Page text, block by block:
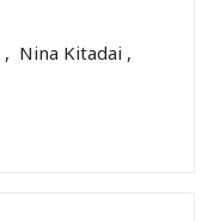
, Nina Kitadai ,